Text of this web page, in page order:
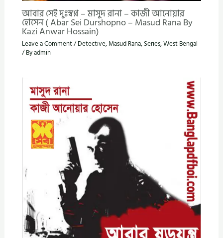
আবার সেই দুঃস্বপ্ন – মাসুদ রানা – কাজী আনোয়ার
হোসেন ( Abar Sei Durshopno – Masud Rana By
Kazi Anwar Hossain)
Leave a Comment/Detective, Masud Rana, Series,West Bengal
/ Byadmin